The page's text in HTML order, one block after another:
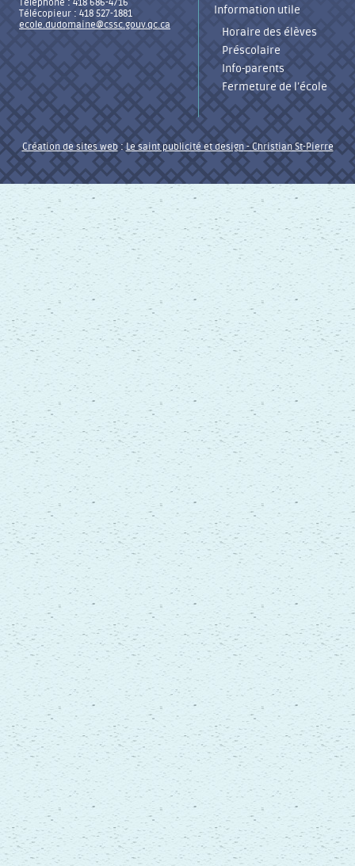
Téléphone : 418 686-4716
Télécopieur : 418 527-1881
ecole.dudomaine@cssc.gouv.qc.ca
Information utile
Horaire des élèves
Préscolaire
Info-parents
Fermeture de l’école
Création de sites web:Le saint publicité et design- Christian St-Pierre